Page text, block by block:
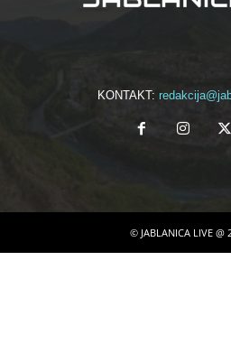
KONTAKT:
© JABLANICA LIVE @